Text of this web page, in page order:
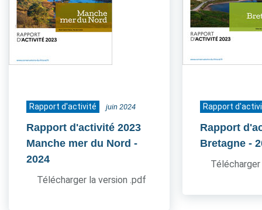
Rapport d'activité juin 2024
Rapport d'activité 2023
Manche mer du Nord -
2024
Télécharger la version .pdf
Rapport
Rapport
Bretagne -